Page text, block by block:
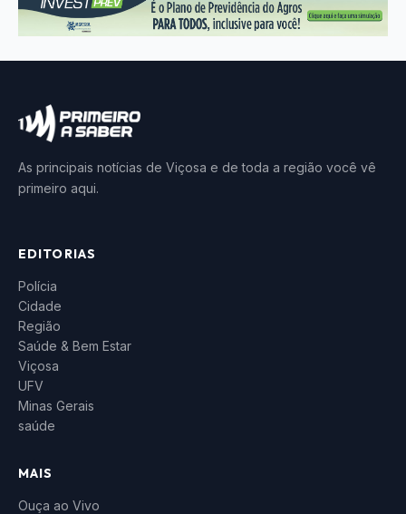
As principais notícias de Viçosa e de toda a região você vê
primeiro aqui.
EDITORIAS
Polícia
Cidade
Região
Saúde & Bem Estar
Viçosa
UFV
Minas Gerais
saúde
MAIS
Ouça ao Vivo